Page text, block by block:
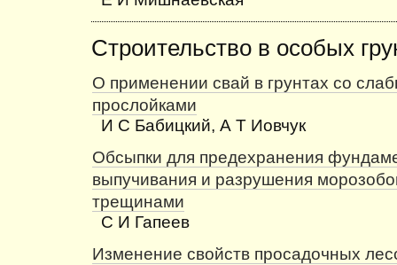
Строительство в особых
О применении свай в грунтах со
прослойками
И С Бабицкий, А Т Иовчук
Обсыпки для предехранения
выпучивания и разрушения
трещинами
С И Гапеев
Изменение свойств просадочных